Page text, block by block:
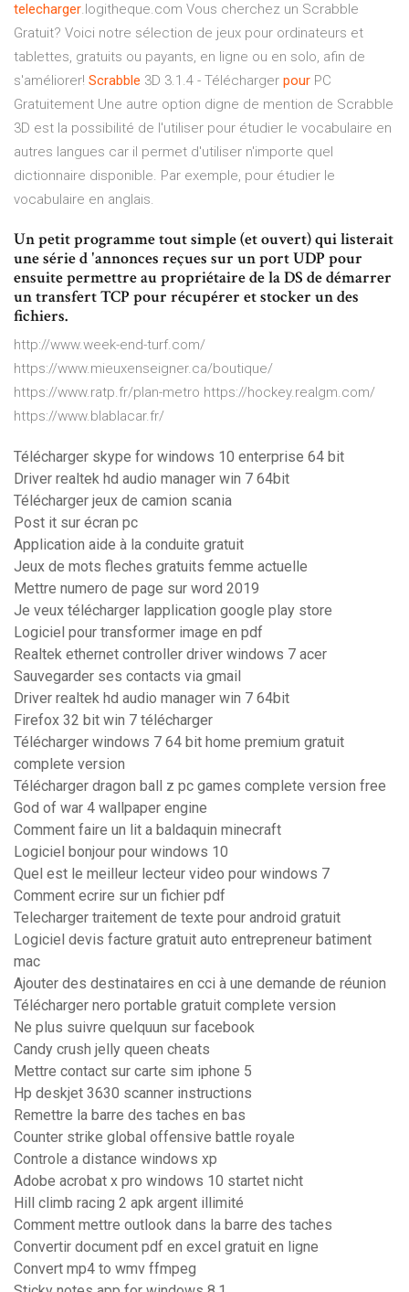
telecharger.logitheque.com Vous cherchez un Scrabble
Gratuit? Voici notre sélection de jeux pour ordinateurs et
tablettes, gratuits ou payants, en ligne ou en solo, afin de
s'améliorer! Scrabble 3D 3.1.4 - Télécharger pour PC
Gratuitement Une autre option digne de mention de Scrabble
3D est la possibilité de l'utiliser pour étudier le vocabulaire en
autres langues car il permet d'utiliser n'importe quel
dictionnaire disponible. Par exemple, pour étudier le
vocabulaire en anglais.
Un petit programme tout simple (et ouvert) qui listerait
une série d 'annonces reçues sur un port UDP pour
ensuite permettre au propriétaire de la DS de démarrer
un transfert TCP pour récupérer et stocker un des
fichiers.
http://www.week-end-turf.com/
https://www.mieuxenseigner.ca/boutique/
https://www.ratp.fr/plan-metro https://hockey.realgm.com/
https://www.blablacar.fr/
Télécharger skype for windows 10 enterprise 64 bit
Driver realtek hd audio manager win 7 64bit
Télécharger jeux de camion scania
Post it sur écran pc
Application aide à la conduite gratuit
Jeux de mots fleches gratuits femme actuelle
Mettre numero de page sur word 2019
Je veux télécharger lapplication google play store
Logiciel pour transformer image en pdf
Realtek ethernet controller driver windows 7 acer
Sauvegarder ses contacts via gmail
Driver realtek hd audio manager win 7 64bit
Firefox 32 bit win 7 télécharger
Télécharger windows 7 64 bit home premium gratuit
complete version
Télécharger dragon ball z pc games complete version free
God of war 4 wallpaper engine
Comment faire un lit a baldaquin minecraft
Logiciel bonjour pour windows 10
Quel est le meilleur lecteur video pour windows 7
Comment ecrire sur un fichier pdf
Telecharger traitement de texte pour android gratuit
Logiciel devis facture gratuit auto entrepreneur batiment
mac
Ajouter des destinataires en cci à une demande de réunion
Télécharger nero portable gratuit complete version
Ne plus suivre quelquun sur facebook
Candy crush jelly queen cheats
Mettre contact sur carte sim iphone 5
Hp deskjet 3630 scanner instructions
Remettre la barre des taches en bas
Counter strike global offensive battle royale
Controle a distance windows xp
Adobe acrobat x pro windows 10 startet nicht
Hill climb racing 2 apk argent illimité
Comment mettre outlook dans la barre des taches
Convertir document pdf en excel gratuit en ligne
Convert mp4 to wmv ffmpeg